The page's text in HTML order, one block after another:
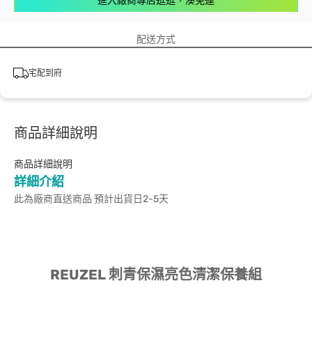
配送方式
宅配到府
商品詳細說明
商品詳細說明
詳細介紹
此為廠商直送商品 預計出貨日2-5天
REUZEL 刺青保濕亮色清潔保養組